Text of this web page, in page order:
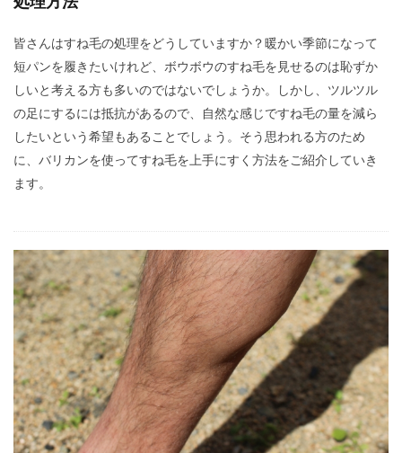
皆さんはすね毛の処理をどうしていますか？暖かい季節になって
短パンを履きたいけれど、ボウボウのすね毛を見せるのは恥ずか
しいと考える方も多いのではないでしょうか。しかし、ツルツル
の足にするには抵抗があるので、自然な感じですね毛の量を減ら
したいという希望もあることでしょう。そう思われる方のため
に、バリカンを使ってすね毛を上手にすく方法をご紹介していき
ます。